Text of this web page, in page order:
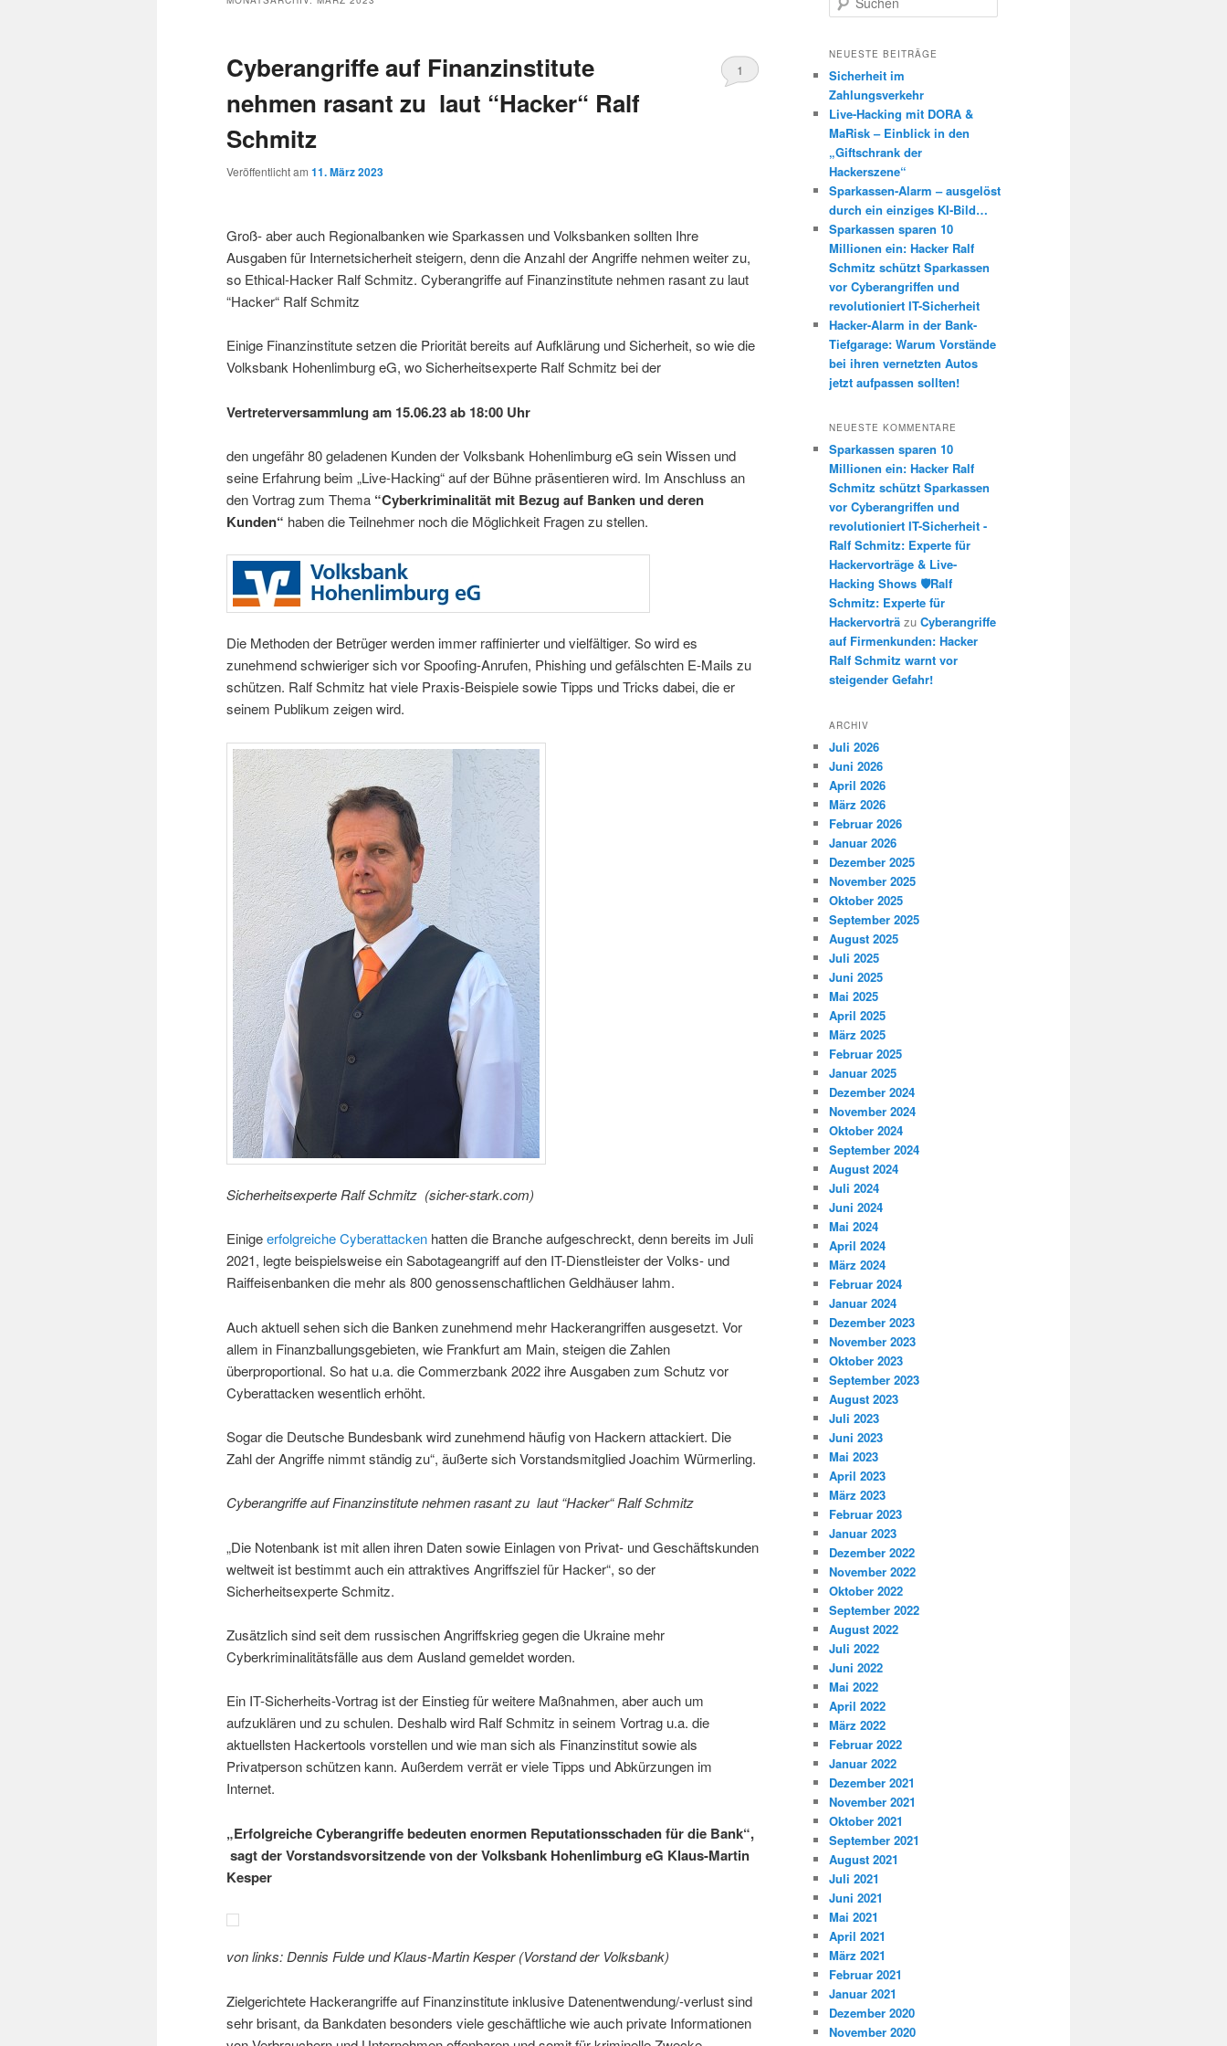
Cyberangriffe auf Finanzinstitute
nehmen rasant zu laut “Hacker“ Ralf
Schmitz
Veröffentlicht am 11. März 2023
1
Groß- aber auch Regionalbanken wie Sparkassen und Volksbanken sollten Ihre
Ausgaben für Internetsicherheit steigern, denn die Anzahl der Angriffe nehmen weiter zu,
so Ethical-Hacker Ralf Schmitz. Cyberangriffe auf Finanzinstitute nehmen rasant zu laut
“Hacker“ Ralf Schmitz
Einige Finanzinstitute setzen die Priorität bereits auf Aufklärung und Sicherheit, so wie die
Volksbank Hohenlimburg eG, wo Sicherheitsexperte Ralf Schmitz bei der
Vertreterversammlung am 15.06.23 ab 18:00 Uhr
den ungefähr 80 geladenen Kunden der Volksbank Hohenlimburg eG sein Wissen und
seine Erfahrung beim „Live-Hacking“ auf der Bühne präsentieren wird. Im Anschluss an
den Vortrag zum Thema “Cyberkriminalität mit Bezug auf Banken und deren
Kunden“ haben die Teilnehmer noch die Möglichkeit Fragen zu stellen.
Die Methoden der Betrüger werden immer raffinierter und vielfältiger. So wird es
zunehmend schwieriger sich vor Spoofing-Anrufen, Phishing und gefälschten E-Mails zu
schützen. Ralf Schmitz hat viele Praxis-Beispiele sowie Tipps und Tricks dabei, die er
seinem Publikum zeigen wird.
Sicherheitsexperte Ralf Schmitz (sicher-stark.com)
Einigeerfolgreiche Cyberattacken hatten die Branche aufgeschreckt, denn bereits im Juli
2021, legte beispielsweise ein Sabotageangriff auf den IT-Dienstleister der Volks- und
Raiffeisenbanken die mehr als 800 genossenschaftlichen Geldhäuser lahm.
Auch aktuell sehen sich die Banken zunehmend mehr Hackerangriffen ausgesetzt. Vor
allem in Finanzballungsgebieten, wie Frankfurt am Main, steigen die Zahlen
überproportional. So hat u.a. die Commerzbank 2022 ihre Ausgaben zum Schutz vor
Cyberattacken wesentlich erhöht.
Sogar die Deutsche Bundesbank wird zunehmend häufig von Hackern attackiert. Die
Zahl der Angriffe nimmt ständig zu“, äußerte sich Vorstandsmitglied Joachim Würmerling.
Cyberangriffe auf Finanzinstitute nehmen rasant zu laut “Hacker“ Ralf Schmitz
„Die Notenbank ist mit allen ihren Daten sowie Einlagen von Privat- und Geschäftskunden
weltweit ist bestimmt auch ein attraktives Angriffsziel für Hacker“, so der
Sicherheitsexperte Schmitz.
Zusätzlich sind seit dem russischen Angriffskrieg gegen die Ukraine mehr
Cyberkriminalitätsfälle aus dem Ausland gemeldet worden.
Ein IT-Sicherheits-Vortrag ist der Einstieg für weitere Maßnahmen, aber auch um
aufzuklären und zu schulen. Deshalb wird Ralf Schmitz in seinem Vortrag u.a. die
aktuellsten Hackertools vorstellen und wie man sich als Finanzinstitut sowie als
Privatperson schützen kann. Außerdem verrät er viele Tipps und Abkürzungen im
Internet.
„Erfolgreiche Cyberangriffe bedeuten enormen Reputationsschaden für die Bank“,
sagt der Vorstandsvorsitzende von der Volksbank Hohenlimburg eG Klaus-Martin
Kesper
von links: Dennis Fulde und Klaus-Martin Kesper (Vorstand der Volksbank)
Zielgerichtete Hackerangriffe auf Finanzinstitute inklusive Datenentwendung/-verlust sind
sehr brisant, da Bankdaten besonders viele geschäftliche wie auch private Informationen
u
h
n
NEUESTE BEITRÄGE
Sicherheit im
Zahlungsverkehr
Live-Hacking mit DORA &
MaRisk – Einblick in den
„Giftschrank der
Hackerszene“
Sparkassen-Alarm – ausgelöst
durch ein einziges KI-Bild…
Sparkassen sparen 10
Millionen ein: Hacker Ralf
Schmitz schützt Sparkassen
vor Cyberangriffen und
revolutioniert IT-Sicherheit
Hacker-Alarm in der Bank-
Tiefgarage: Warum Vorstände
bei ihren vernetzten Autos
jetzt aufpassen sollten!
NEUESTE KOMMENTARE
Sparkassen sparen 10
Millionen ein: Hacker Ralf
Schmitz schützt Sparkassen
vor Cyberangriffen und
revolutioniert IT-Sicherheit -
Ralf Schmitz: Experte für
Hackervorträge & Live-
Hacking Shows 🛡️Ralf
Schmitz: Experte für
Hackervorträ zu Cyberangriffe
auf Firmenkunden: Hacker
Ralf Schmitz warnt vor
steigender Gefahr!
ARCHIV
Juli 2026
Juni 2026
April 2026
März 2026
Februar 2026
Januar 2026
Dezember 2025
November 2025
Oktober 2025
September 2025
August 2025
Juli 2025
Juni 2025
Mai 2025
April 2025
März 2025
Februar 2025
Januar 2025
Dezember 2024
November 2024
Oktober 2024
September 2024
August 2024
Juli 2024
Juni 2024
Mai 2024
April 2024
März 2024
Februar 2024
Januar 2024
Dezember 2023
November 2023
Oktober 2023
September 2023
August 2023
Juli 2023
Juni 2023
Mai 2023
April 2023
März 2023
Februar 2023
Januar 2023
Dezember 2022
November 2022
Oktober 2022
September 2022
August 2022
Juli 2022
Juni 2022
Mai 2022
April 2022
März 2022
Februar 2022
Januar 2022
Dezember 2021
November 2021
Oktober 2021
September 2021
August 2021
Juli 2021
Juni 2021
Mai 2021
April 2021
März 2021
Februar 2021
Januar 2021
Dezember 2020
November 2020